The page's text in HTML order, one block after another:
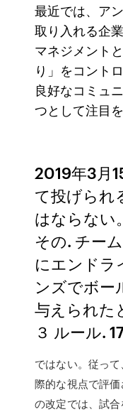
最近では、ア
取り入れる企
マネジメント
り」をコント
良好なコミュ
つとして注目
2019年3月
て投げられ
はならない
その. チー
にエンドラ
ンズでボー
与えられた
３ ルール.
ではない。従っ
際的な視点で評
の改定では、試